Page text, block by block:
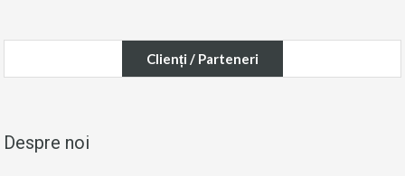
Clienți / Parteneri
Despre noi